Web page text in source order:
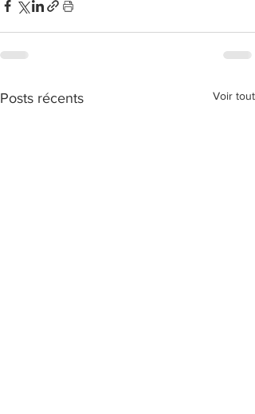
Posts récents Voir tout